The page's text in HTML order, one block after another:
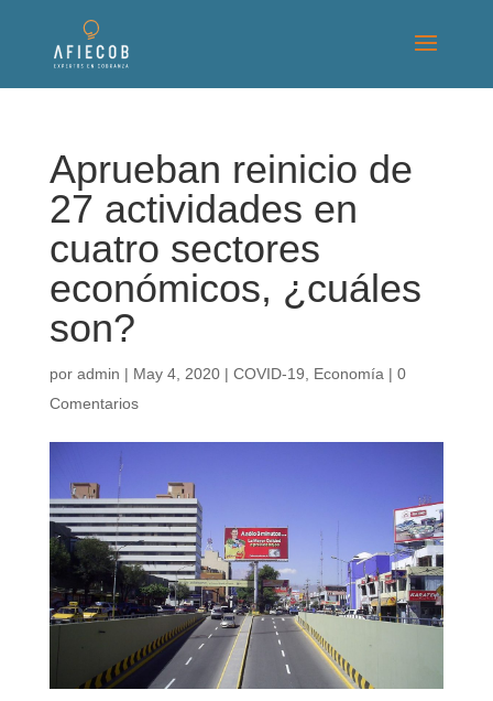
Aprueban reinicio de
27 actividades en
cuatro sectores
económicos, ¿cuáles
son?
por admin | May 4, 2020| COVID-19 Economía | 0
Comentarios